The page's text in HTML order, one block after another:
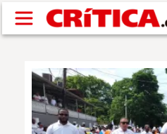
Pasar al contenido principal
SUCESOS